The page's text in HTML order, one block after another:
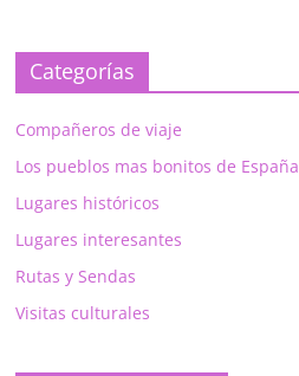
Categorías
Compañeros de viaje
Los pueblos mas bonitos de España
Lugares históricos
Lugares interesantes
Rutas y Sendas
Visitas culturales